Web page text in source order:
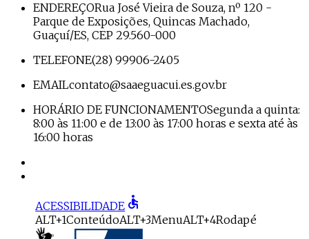
ENDEREÇORua José Vieira de Souza, nº 120 -
Parque de Exposições, Quincas Machado,
Guaçuí/ES, CEP 29.560-000
TELEFONE(28) 99906-2405
EMAILcontato@saaeguacui.es.gov.br
HORÁRIO DE FUNCIONAMENTOSegunda a quinta:
8:00 às 11:00 e de 13:00 às 17:00 horas e sexta até às
16:00 horas
ACESSIBILIDADE accessible
ALT+1ConteúdoALT+3MenuALT+4Rodapé